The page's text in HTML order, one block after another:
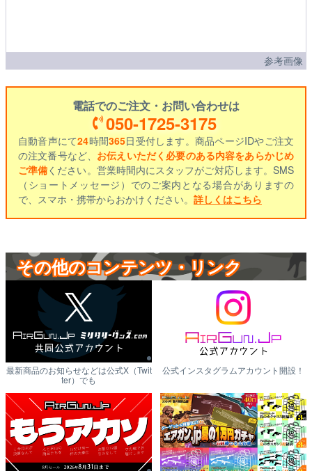
参考画像
電話でのご注文・お問い合わせは
050-1725-3175
自動音声にて24時間365日受付します。商品ページIDやご注文
の注文番号など、 お伝えいただく必要のある内容をあらかじめ
ご準備ください。営業時間内にスタッフがご対応します。SMS
（ショートメッセージ）でのご案内となる場合がありますの
で、スマホ・携帯からおかけください。 詳しくはこちら
その他のコンテンツ・リンク
最新商品のお知らせなどは公式X（Twit
ter）でも
公式インスタグラムアカウント開設！